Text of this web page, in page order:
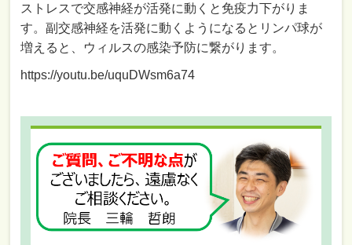
ストレスで交感神経が活発に動くと免疫力下がりま
す。副交感神経を活発に動くようになるとリンパ球が
増えると、ウィルスの感染予防に繋がります。
https://youtu.be/uquDWsm6a74